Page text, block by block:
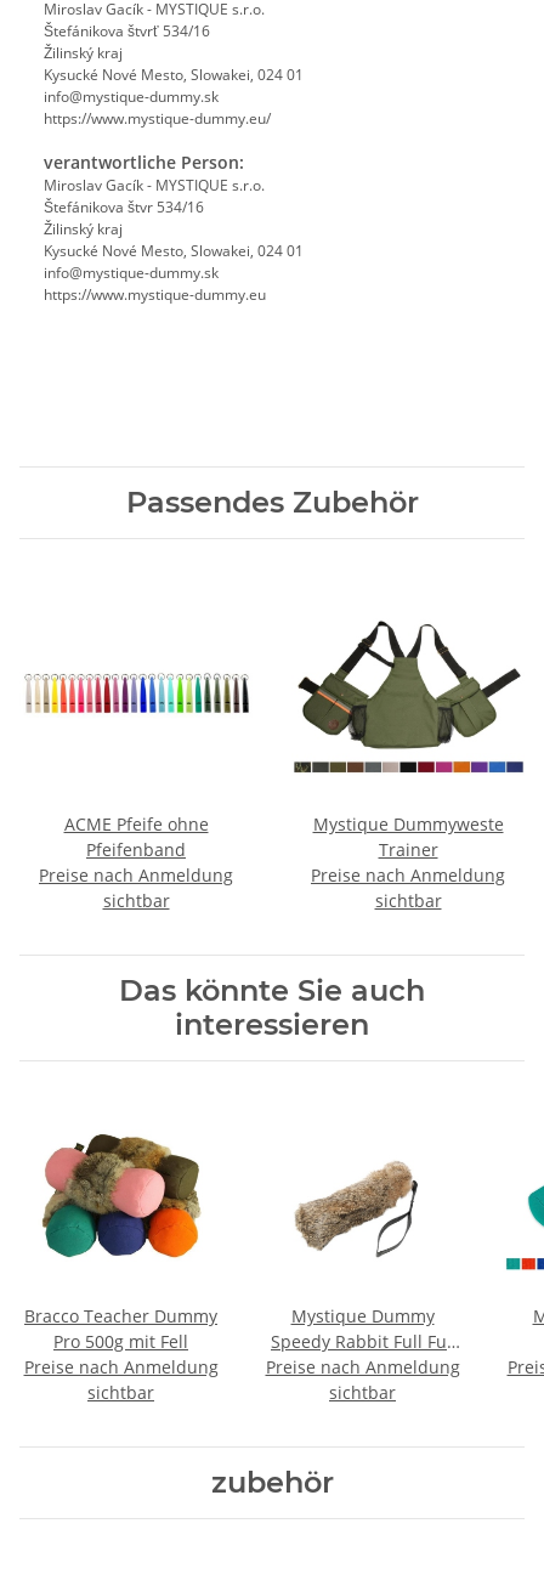
Miroslav Gacík - MYSTIQUE s.r.o.
Štefánikova štvrť 534/16
Žilinský kraj
Kysucké Nové Mesto, Slowakei, 024 01
info@mystique-dummy.sk
https://www.mystique-dummy.eu/
verantwortliche Person:
Miroslav Gacík - MYSTIQUE s.r.o.
Štefánikova štvr 534/16
Žilinský kraj
Kysucké Nové Mesto, Slowakei, 024 01
info@mystique-dummy.sk
https://www.mystique-dummy.eu
Passendes Zubehör
ACME Pfeife ohne
Pfeifenband
Preise nach Anmeldung
sichtbar
Mystique Dummyweste
Trainer
Preise nach Anmeldung
sichtbar
Das könnte Sie auch
interessieren
Bracco Teacher Dummy
Pro 500g mit Fell
Preise nach Anmeldung
sichtbar
Mystique Dummy
Speedy Rabbit Full Fur
mit Fell 250g
Preise nach Anmeldung
sichtbar
zubehör